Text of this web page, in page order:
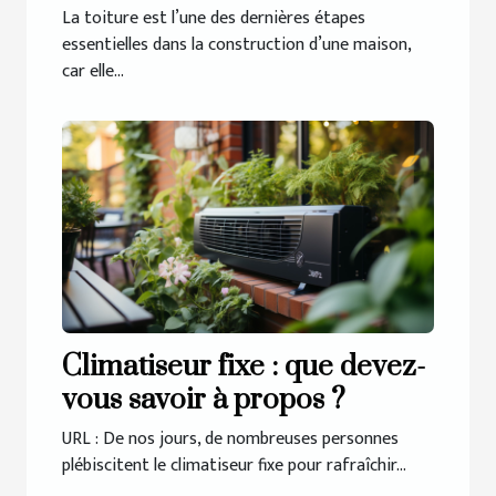
La toiture est l’une des dernières étapes
essentielles dans la construction d’une maison,
car elle...
Climatiseur fixe : que devez-
vous savoir à propos ?
URL : De nos jours, de nombreuses personnes
plébiscitent le climatiseur fixe pour rafraîchir...